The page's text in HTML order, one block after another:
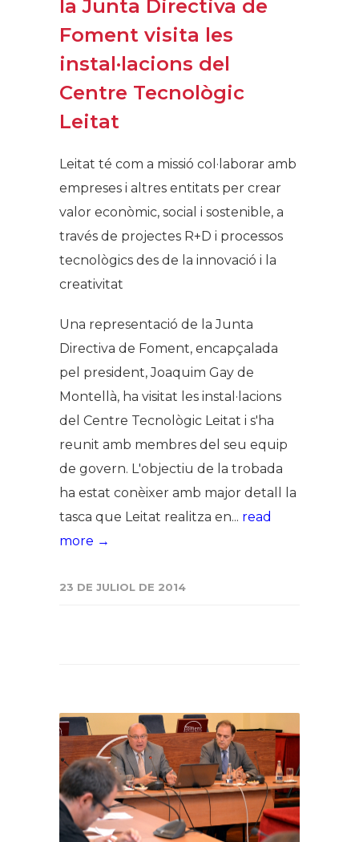
la Junta Directiva de
Foment visita les
instal·lacions del
Centre Tecnològic
Leitat​​​
​Leitat té com a missió col·laborar amb
empreses i altres entitats per crear
valor econòmic, social i sostenible, a
través de projectes R+D i processos
tecnològics des de la innovació i la
creativitat
Una representació de la Junta
Directiva de Foment, encapçalada
pel president, Joaquim Gay de
Montellà, ha visitat les instal·lacions
del Centre Tecnològic Leitat i s'ha
reunit amb membres del seu equip
de govern. L'objectiu de la trobada
ha estat conèixer amb major detall la
tasca que Leitat realitza en... read
more →
23 DE JULIOL DE 2014